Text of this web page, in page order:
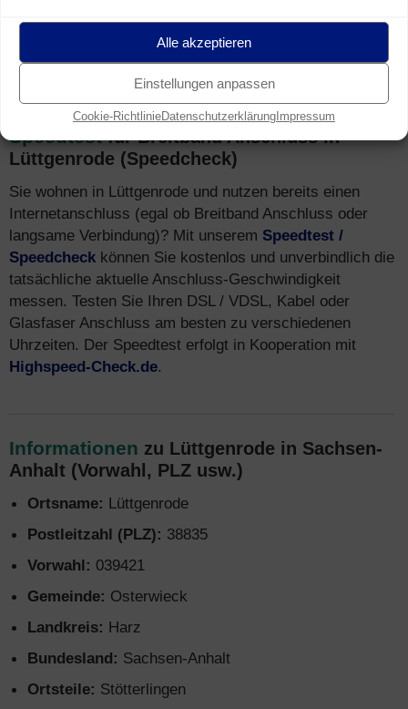
Alle akzeptieren
Einstellungen anpassen
Cookie-RichtlinieDatenschutzerklärung Impressum
Mobilfunk-Netz in Lüttgenrode erreicht – via
und
Speedtestfür Breitband Anschluss in
Lüttgenrode (Speedcheck)
Sie wohnen in Lüttgenrode und nutzen bereits einen
Internetanschluss (egal ob Breitband Anschluss oder
langsame Verbindung)? Mit unserem Speedtest /
Speedcheck können Sie kostenlos und unverbindlich die
tatsächliche aktuelle Anschluss-Geschwindigkeit
messen. Testen Sie Ihren DSL / VDSL, Kabel oder
Glasfaser Anschluss am besten zu verschiedenen
Uhrzeiten. Der Speedtest erfolgt in Kooperation mit
Highspeed-Check.de.
Informationen zu Lüttgenrode in Sachsen-
Anhalt (Vorwahl, PLZ usw.)
Ortsname: Lüttgenrode
Postleitzahl (PLZ): 38835
Vorwahl: 039421
Gemeinde: Osterwieck
Landkreis: Harz
Bundesland: Sachsen-Anhalt
Ortsteile: Stötterlingen